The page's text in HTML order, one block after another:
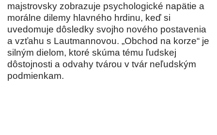
majstrovsky zobrazuje psychologické napätie a
morálne dilemy hlavného hrdinu, keď si
uvedomuje dôsledky svojho nového postavenia
a vzťahu s Lautmannovou. „Obchod na korze“ je
silným dielom, ktoré skúma tému ľudskej
dôstojnosti a odvahy tvárou v tvár neľudským
podmienkam.